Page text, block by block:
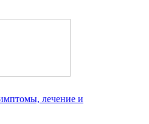
лечение и